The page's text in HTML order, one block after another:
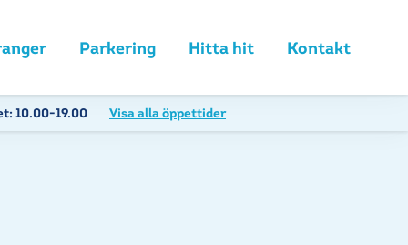
Parkering Hitta hit Kontakt
10.00-19.00 Visa alla öppettider